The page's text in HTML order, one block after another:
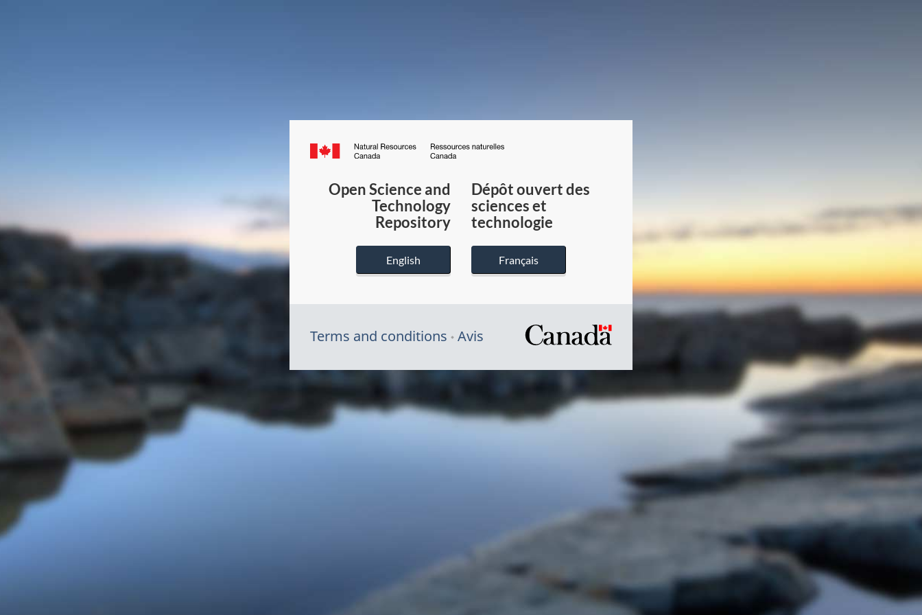
Canada.ca
du
Canada
Open Science and
Technology
Repository
English
Dépôt ouvert des
sciences et
technologie
Français
Terms and conditions Avis
/
Symbole
gouvernement